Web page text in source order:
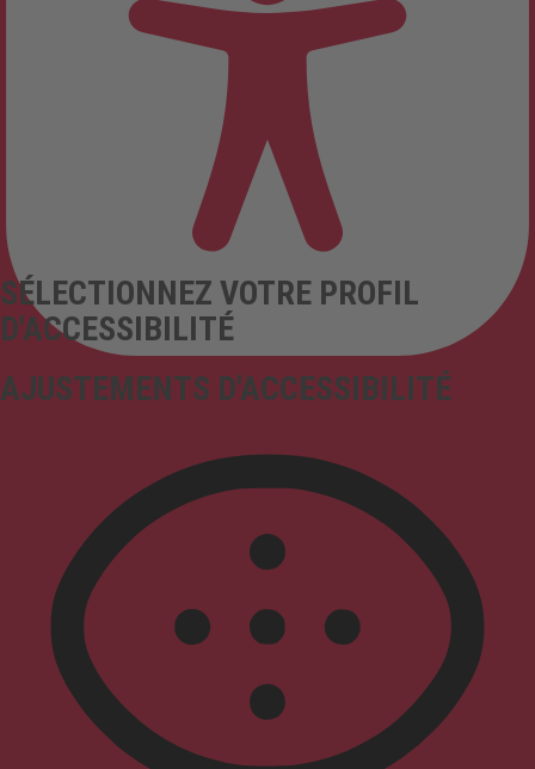
AJUSTEMENTS D'ACCESSIBILITÉ
SÉLECTIONNEZ VOTRE PROFIL
D'ACCESSIBILITÉ